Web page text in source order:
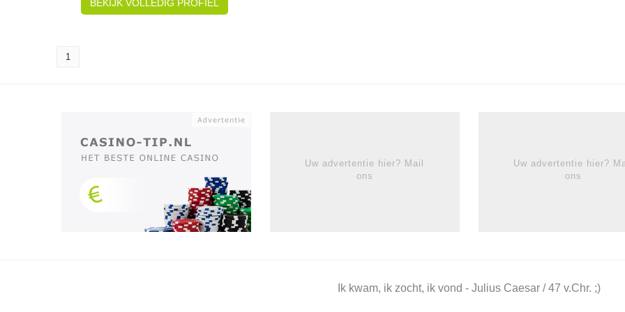
BEKIJK VOLLEDIG PROFIEL
1
Uw advertentie hier? Mail
ons
Uw advertentie hier?
ons
Ik kwam, ik zocht, ik vond - Julius Caesar / 47 v.Chr. ;)